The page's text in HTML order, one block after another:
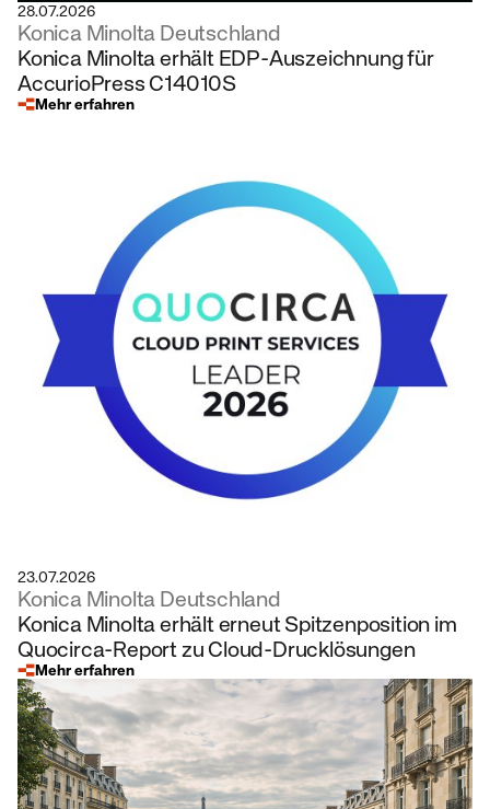
28.07.2026
Konica Minolta Deutschland
Konica Minolta erhält EDP-Auszeichnung für
AccurioPress C14010S
Mehr erfahren
23.07.2026
Konica Minolta Deutschland
Konica Minolta erhält erneut Spitzenposition im
Quocirca-Report zu Cloud-Drucklösungen
Mehr erfahren